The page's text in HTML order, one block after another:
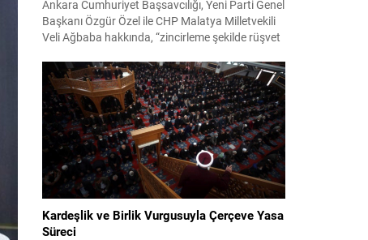
Ankara Cumhuriyet Başsavcılığı, Yeni Parti Genel
Başkanı Özgür Özel ile CHP Malatya Milletvekili
Veli Ağbaba hakkında, “zincirleme şekilde rüşvet
Adalet Bakanlığı’na sevk etti. Fezlekeler, 31 Mart
2024 yerel seçimleri ve 4-5 Kasım 2023’teki CHP
38. Olağan Kurultayı sürecine ilişkin iddiaları
kapsıyor. Daha önce Antalya ve İstanbul...
Kardeşlik ve Birlik Vurgusuyla Çerçeve Yasa
Süreci